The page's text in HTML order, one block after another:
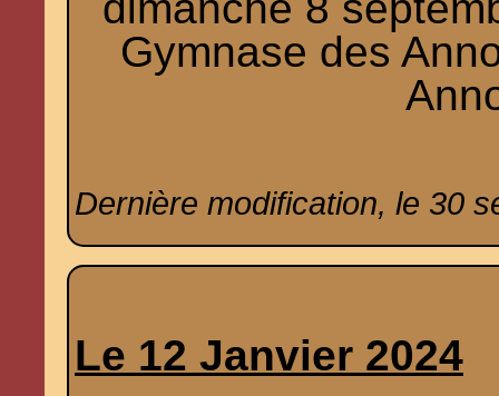
Gymnase des
Dernière modification, le 30
Le 12 Janvier 2024